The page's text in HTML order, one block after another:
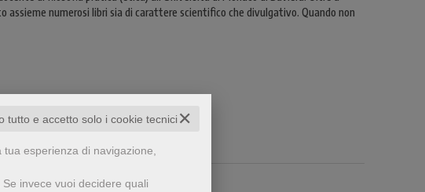
✕
tutto e accetto solo i cookie tecnici
esperienza di navigazione,
Se invece vuoi decidere quali
numerosi libri sia di carattere scientifico che divulgativo. Quando non